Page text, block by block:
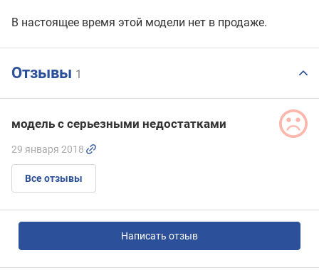
В настоящее время этой модели нет в продаже.
Отзывы 1
модель с серьезными недостатками
29 января 2018
Все отзывы
Написать отзыв